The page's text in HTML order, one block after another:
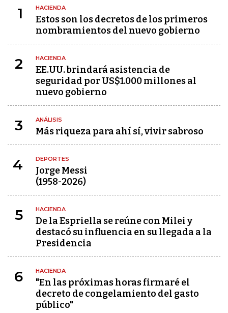
1 HACIENDA
Estos son los decretos de los primeros
nombramientos del nuevo gobierno
2 HACIENDA
EE.UU. brindará asistencia de
seguridad por US$1.000 millones al
nuevo gobierno
3 ANÁLISIS
Más riqueza para ahí sí, vivir sabroso
4 DEPORTES
Jorge Messi
(1958-2026)
5 HACIENDA
De la Espriella se reúne con Milei y
destacó su influencia en su llegada a la
Presidencia
6 HACIENDA
"En las próximas horas firmaré el
decreto de congelamiento del gasto
público"